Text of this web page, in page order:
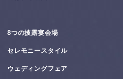
8つの披露宴会場
セレモニースタイル
ウェディングフェア